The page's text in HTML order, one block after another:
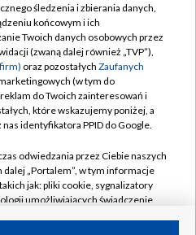
TVP
TVP
prywatności
zgody
Pomoc
Kanały
śledzenia i zbierania danych,
końcowym i ich
Twoich danych osobowych przez
(zwaną dalej również „TVP”),
oraz pozostałych Zaufanych
(w tym do
do Twoich zainteresowań i
które wskazujemy poniżej, a
identyfikatora PPID do Google.
odwiedzania przez Ciebie naszych
dalej „Portalem”, w tym informacje
jak: pliki cookie, sygnalizatory
umożliwiających świadczenie